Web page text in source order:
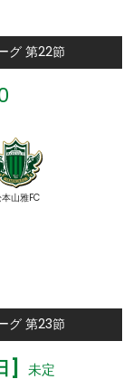
グ 第22節
山雅FC
グ 第23節
] 未定